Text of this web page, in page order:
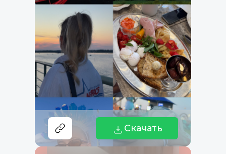
Скачать